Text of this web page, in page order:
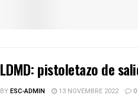
LDMD: pistoletazo de
BYESC-ADMIN 13 NOVEMBRE 2022 0